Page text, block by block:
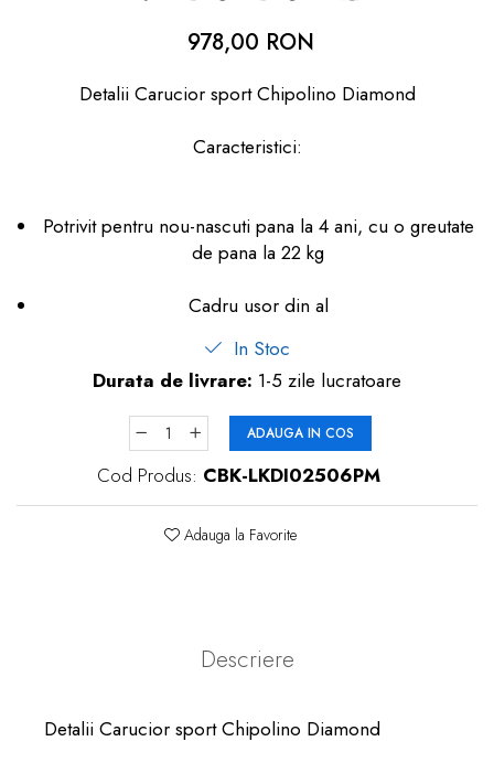
Produse îngrijire copii
Igiena copii
978,00 RON
Detalii Carucior sport Chipolino Diamond
Caracteristici:
Potrivit pentru nou-nascuti pana la 4 ani, cu o greutate
de pana la 22 kg
Cadru usor din al
In Stoc
Durata de livrare: 1-5 zile lucratoare
ADAUGA IN COS
Cod Produs: CBK-LKDI02506PM
Adauga la Favorite
Descriere
Detalii Carucior sport Chipolino Diamond